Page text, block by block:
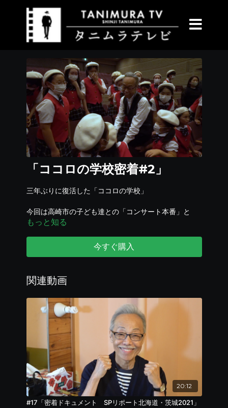
「ココロの学校密着#2」
三年ぶりに復活した「ココロの学校」
今回は高崎市の子ども達との「コンサート本番」と
「裏側密着」の様子をお届け！
普段は見られない「ココロの学校」”だけ”の
い！
もっと知る
今すぐ購入
関連動画
20:12
#17「密着ドキュメント SPリポート北海道・茨城2021」